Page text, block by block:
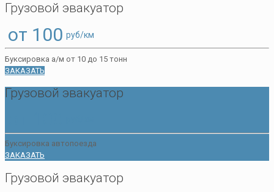
Грузовой эвакуатор
от 100 руб/км
Буксировка а/м от 10 до 15 тонн
ЗАКАЗАТЬ
Грузовой эвакуатор
Буксировка автопоезда
ЗАКАЗАТЬ
Грузовой эвакуатор